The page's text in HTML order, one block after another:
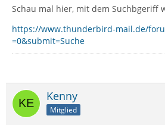
Schau mal hier, mit dem Suchbgeriff
https://www.thunderbird-mail.de/
=0&submit=Suche
Kenny
Mitglied